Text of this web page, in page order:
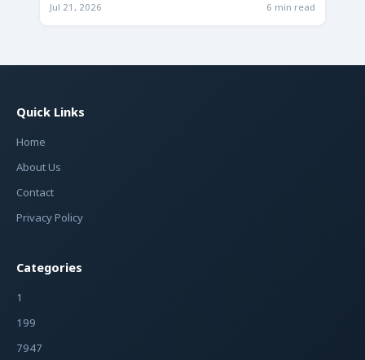
Jul 21, 2026 6 min read
Quick Links
Home
About Us
Contact
Privacy Policy
Categories
1
199
7947